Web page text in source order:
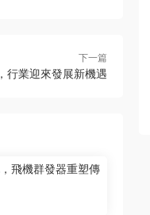
下一篇
行業迎來發展新機遇
飛機群發器重塑傳